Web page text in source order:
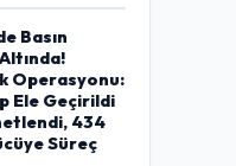
Basın
Operasyonu:
Ele Geçirildi
434
Süreç